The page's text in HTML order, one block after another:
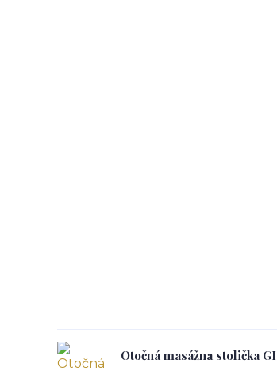
Otočná masážna stolička